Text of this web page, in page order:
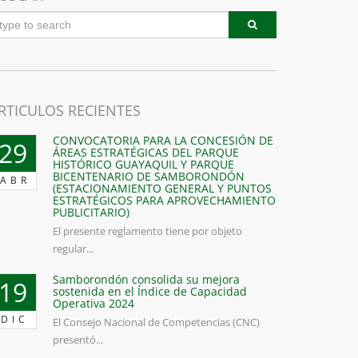
RECIENTES
ABR
CONVOCATORIA PARA LA CONCESIÓN DE
ÁREAS ESTRATÉGICAS DEL PARQUE
HISTÓRICO GUAYAQUIL Y PARQUE
BICENTENARIO DE SAMBORONDÓN
(ESTACIONAMIENTO GENERAL Y PUNTOS
ESTRATÉGICOS PARA APROVECHAMIENTO
PUBLICITARIO)
El presente reglamento tiene por objeto
regular...
DIC
Samborondón consolida su mejora
sostenida en el Índice de Capacidad
Operativa 2024
El Consejo Nacional de Competencias (CNC)
presentó...